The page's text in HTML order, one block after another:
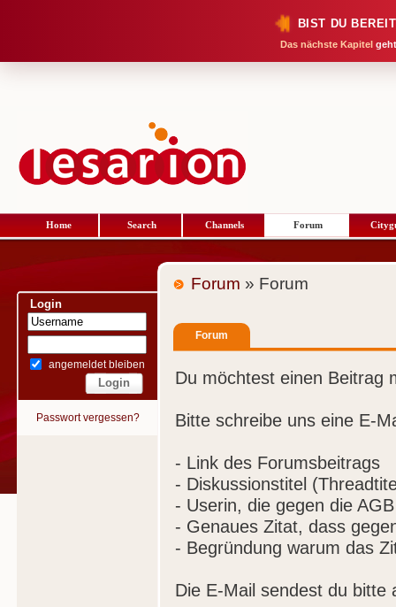
BIST DU
Das nächste Kapitel
Home Search Channels Forum
Login
angemeldet bleiben
Passwort vergessen?
Forum » Forum
Forum
Du möchtest einen Beitrag
Bitte schreibe uns eine E-
- Link des Forumsbeitrags
- Diskussionstitel
- Userin, die gegen die
- Genaues Zitat, dass
- Begründung warum das
Die E-Mail sendest du bitte